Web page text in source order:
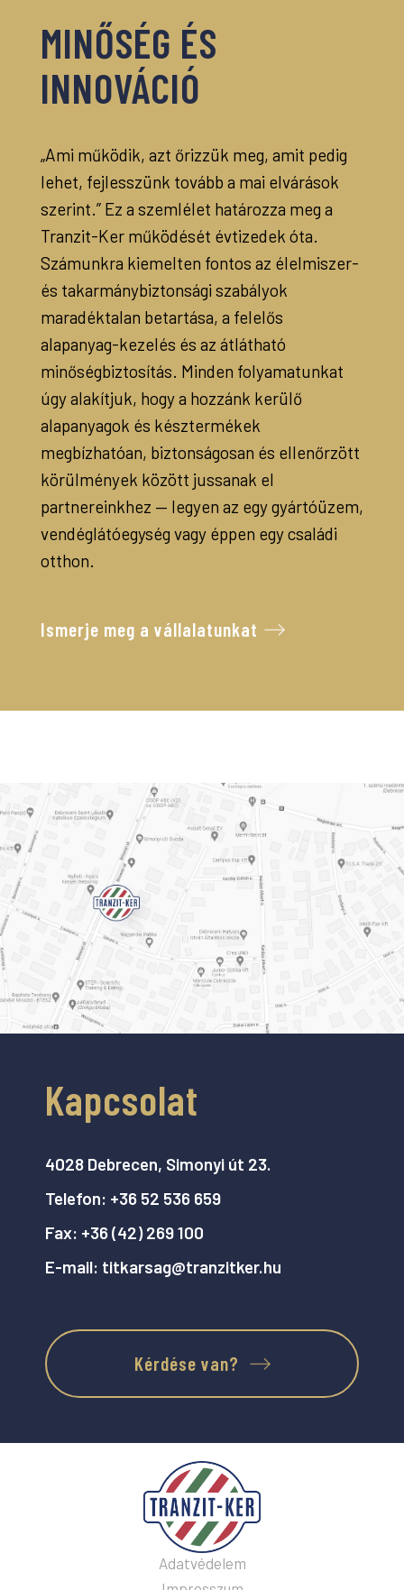
MINŐSÉG ÉS
INNOVÁCIÓ
„Ami működik, azt őrizzük meg, amit pedig
lehet, fejlesszünk tovább a mai elvárások
szerint.” Ez a szemlélet határozza meg a
Tranzit-Ker működését évtizedek óta.
Számunkra kiemelten fontos az élelmiszer-
és takarmánybiztonsági szabályok
maradéktalan betartása, a felelős
alapanyag-kezelés és az átlátható
minőségbiztosítás. Minden folyamatunkat
úgy alakítjuk, hogy a hozzánk kerülő
alapanyagok és késztermékek
megbízhatóan, biztonságosan és ellenőrzött
körülmények között jussanak el
partnereinkhez — legyen az egy gyártóüzem,
vendéglátóegység vagy éppen egy családi
otthon.
Ismerje meg a vállalatunkat
Kapcsolat
4028 Debrecen, Simonyi út 23.
Telefon: +36 52 536 659
Fax: +36 (42) 269 100
E-mail: titkarsag@tranzitker.hu
Kérdése van?
Adatvédelem